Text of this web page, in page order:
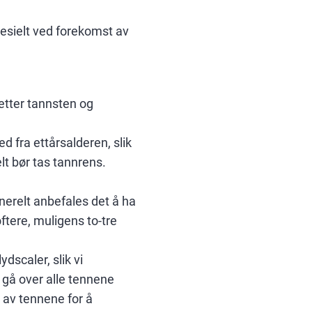
ved forekomst av
tannsten og
fra ettårsalderen, slik
bør tas tannrens.
anbefales det å ha
muligens to-tre
slik vi
over alle tennene
tennene for å